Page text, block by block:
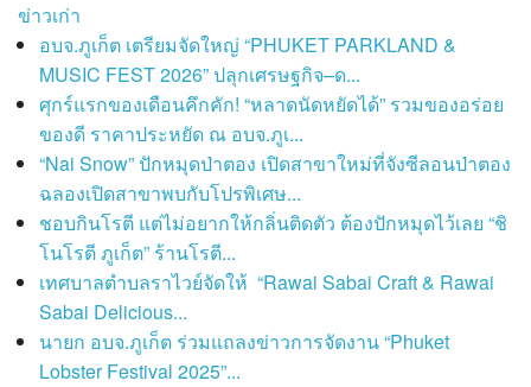
ข่าวเก่า
อบจ.ภูเก็ต เตรียมจัดใหญ่ “PHUKET PARKLAND &
MUSIC FEST 2026” ปลุกเศรษฐกิจ–ด...
ศุกร์แรกของเดือนคึกคัก! “หลาดนัดหยัดได้” รวมของอร่อย
ของดี ราคาประหยัด ณ อบจ.ภูเ...
“Nai Snow” ปักหมุดป่าตอง เปิดสาขาใหม่ที่จังซีลอนป่าตอง
ฉลองเปิดสาขาพบกับโปรพิเศษ...
ชอบกินโรตี แต่ไม่อยากให้กลิ่นติดตัว ต้องปักหมุดไว้เลย “ชิ
โนโรตี ภูเก็ต” ร้านโรตี...
เทศบาลตำบลราไวย์จัดให้ “Rawai Sabai Craft & Rawai
Sabai Delicious...
นายก อบจ.ภูเก็ต ร่วมแถลงข่าวการจัดงาน “Phuket
Lobster Festival 2025”...